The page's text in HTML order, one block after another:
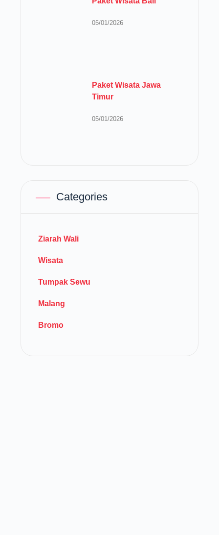
05/01/2026
Paket Wisata Jawa
Timur
05/01/2026
Categories
Ziarah Wali
Wisata
Tumpak Sewu
Malang
Bromo